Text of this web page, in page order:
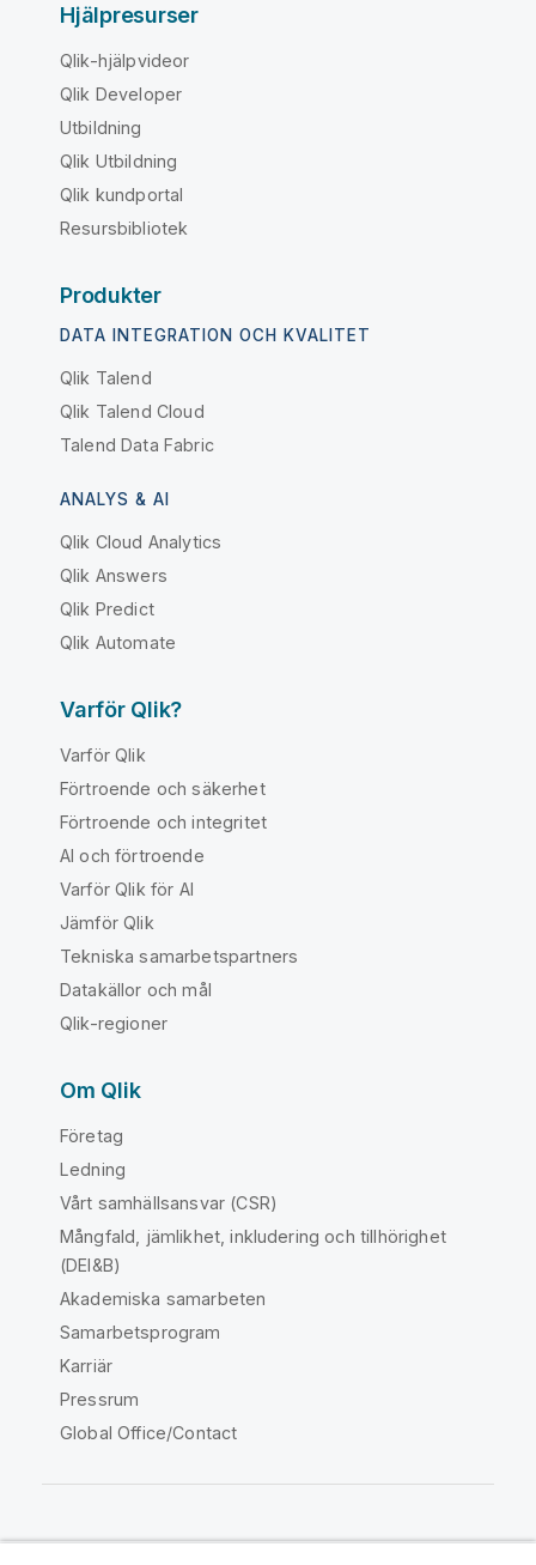
Hjälpresurser
Qlik-hjälpvideor
Qlik Developer
Utbildning
Qlik Utbildning
Qlik kundportal
Resursbibliotek
Produkter
DATA INTEGRATION OCH KVALITET
Qlik Talend
Qlik Talend Cloud
Talend Data Fabric
ANALYS & AI
Qlik Cloud Analytics
Qlik Answers
Qlik Predict
Qlik Automate
Varför Qlik?
Varför Qlik
Förtroende och säkerhet
Förtroende och integritet
AI och förtroende
Varför Qlik för AI
Jämför Qlik
Tekniska samarbetspartners
Datakällor och mål
Qlik-regioner
Om Qlik
Företag
Ledning
Vårt samhällsansvar (CSR)
Mångfald, jämlikhet, inkludering och tillhörighet
(DEI&B)
Akademiska samarbeten
Samarbetsprogram
Karriär
Pressrum
Global Office/Contact